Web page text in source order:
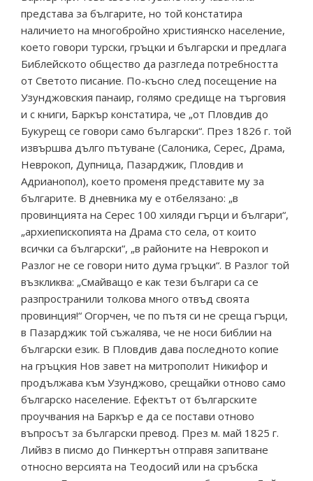
представа за българите, но той констатира
наличието на многобройно християнско население,
което говори турски, гръцки и български и предлага
Библейското общество да разгледа потребността
от Светото писание. По-късно след посещение на
Узунджовския панаир, голямо средище на търговия
и с книги, Баркър констатира, че „от Пловдив до
Букурещ се говори само български“. През 1826 г. той
извършва дълго пътуване (Салоника, Серес, Драма,
Неврокоп, Дупница, Пазарджик, Пловдив и
Адрианопол), което променя представите му за
българите. В дневника му е отбелязано: „в
провинцията на Серес 100 хиляди гърци и българи“,
„архиепископията на Драма сто села, от които
всички са български“, „в районите на Неврокоп и
Разлог не се говори нито дума гръцки“. В Разлог той
възкликва: „Смайващо е как тези българи са се
разпространили толкова много отвъд своята
провинция!“ Огорчен, че по пътя си не среща гърци,
в Пазарджик той съжалява, че не носи библии на
български език. В Пловдив дава последното копие
на гръцкия Нов завет на митрополит Никифор и
продължава към Узунджово, срещайки отново само
българско население. Ефектът от българските
проучвания на Баркър е да се постави отново
въпросът за български превод. През м. май 1825 г.
Лийвз в писмо до Пинкертън отправя запитване
относно версията на Теодосий или на сръбска